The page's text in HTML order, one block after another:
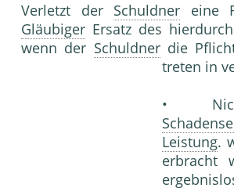
Verletzt der Schuldner eine
Gläubiger Ersatz des
wenn der Schuldnerdie
treten in
•
Leistung.
erbracht